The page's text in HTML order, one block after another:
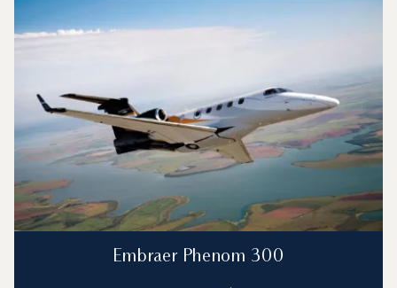
Embraer Phenom 300